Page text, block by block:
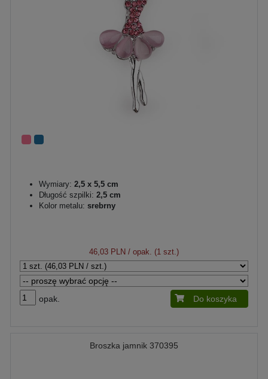
Wymiary: 2,5 x 5,5 cm
Długość szpilki: 2,5 cm
Kolor metalu: srebrny
46,03 PLN / opak. (1 szt.)
opak. Do koszyka
Broszka jamnik 370395